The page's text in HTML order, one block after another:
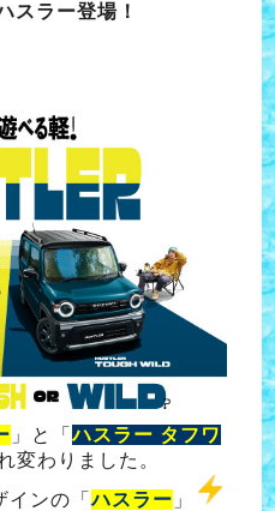
スラー登場！
」と「ハスラー タフワ
変わりました。
インの「ハスラー 」